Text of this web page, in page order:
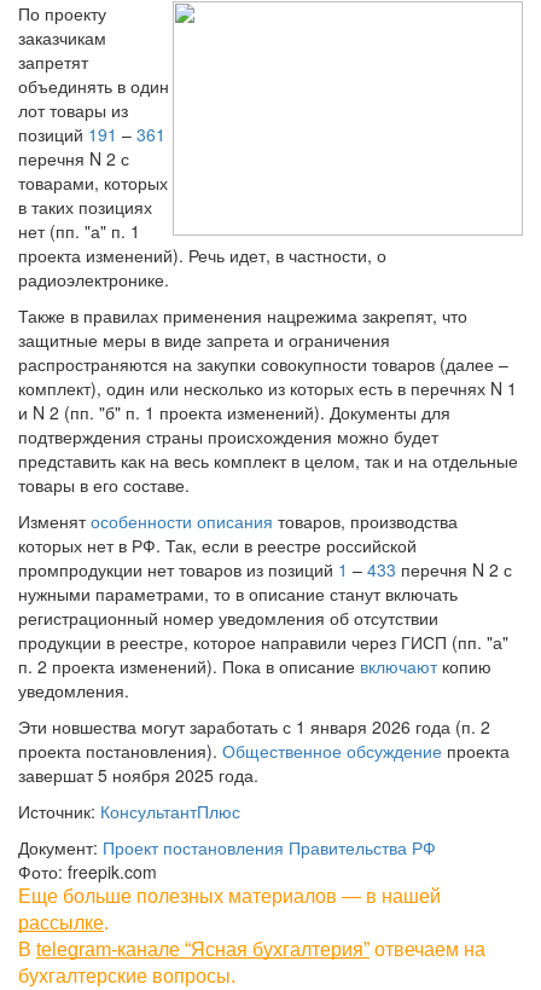
По проекту
заказчикам
запретят
объединять в один
лот товары из
позиций 191 – 361
перечня N 2 с
товарами, которых
в таких позициях
нет (пп. "а" п. 1
проекта изменений). Речь идет, в частности, о
радиоэлектронике.
Также в правилах применения нацрежима закрепят, что
защитные меры в виде запрета и ограничения
распространяются на закупки совокупности товаров (далее –
комплект), один или несколько из которых есть в перечнях N 1
и N 2 (пп. "б" п. 1 проекта изменений). Документы для
подтверждения страны происхождения можно будет
представить как на весь комплект в целом, так и на отдельные
товары в его составе.
Изменятособенности описания товаров, производства
которых нет в РФ. Так, если в реестре российской
промпродукции нет товаров из позиций 1 – 433 перечня N 2 с
нужными параметрами, то в описание станут включать
регистрационный номер уведомления об отсутствии
продукции в реестре, которое направили через ГИСП (пп. "а"
п. 2 проекта изменений). Пока в описание включаюткопию
уведомления.
Эти новшества могут заработать с 1 января 2026 года (п. 2
проекта постановления). Общественное обсуждение проекта
завершат 5 ноября 2025 года.
Источник: КонсультантПлюс
Документ: Проект постановления Правительства РФ
Фото: freepik.com
Еще больше полезных материалов — в нашей
рассылке.
В telegram-канале “Ясная бухгалтерия” отвечаем на
бухгалтерские вопросы.